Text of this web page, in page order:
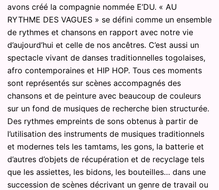
avons créé la compagnie nommée E’DU. « AU
RYTHME DES VAGUES » se défini comme un ensemble
de rythmes et chansons en rapport avec notre vie
d’aujourd’hui et celle de nos ancêtres. C’est aussi un
spectacle vivant de danses traditionnelles togolaises,
afro contemporaines et HIP HOP. Tous ces moments
sont représentés sur scènes accompagnés des
chansons et de peinture avec beaucoup de couleurs
sur un fond de musiques de recherche bien structurée.
Des rythmes empreints de sons obtenus à partir de
l’utilisation des instruments de musiques traditionnels
et modernes tels les tamtams, les gons, la batterie et
d’autres d’objets de récupération et de recyclage tels
que les assiettes, les bidons, les bouteilles… dans une
succession de scènes décrivant un genre de travail ou